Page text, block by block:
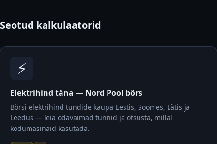
Seotud kalkulaatorid
⚡
Elektrihind täna — Nord Pool börs
Börsi elektrihind tundide kaupa Eestis, Soomes, Lätis ja
Leedus — leia odavaimad tunnid ja otsusta, millal
kodumasinaid kasutada.